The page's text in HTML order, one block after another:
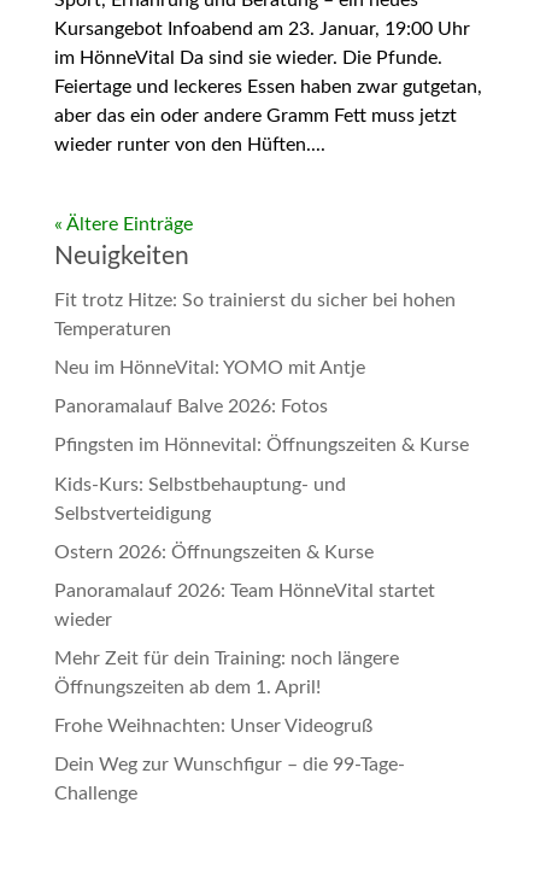
Kursangebot Infoabend am 23. Januar, 19:00 Uhr
im HönneVital Da sind sie wieder. Die Pfunde.
Feiertage und leckeres Essen haben zwar gutgetan,
aber das ein oder andere Gramm Fett muss jetzt
wieder runter von den Hüften....
« Ältere Einträge
Neuigkeiten
Fit trotz Hitze: So trainierst du sicher bei hohen
Temperaturen
Neu im HönneVital: YOMO mit Antje
Panoramalauf Balve 2026: Fotos
Pfingsten im Hönnevital: Öffnungszeiten & Kurse
Kids-Kurs: Selbstbehauptung- und
Selbstverteidigung
Ostern 2026: Öffnungszeiten & Kurse
Panoramalauf 2026: Team HönneVital startet
wieder
Mehr Zeit für dein Training: noch längere
Öffnungszeiten ab dem 1. April!
Frohe Weihnachten: Unser Videogruß
Dein Weg zur Wunschfigur – die 99-Tage-
Challenge